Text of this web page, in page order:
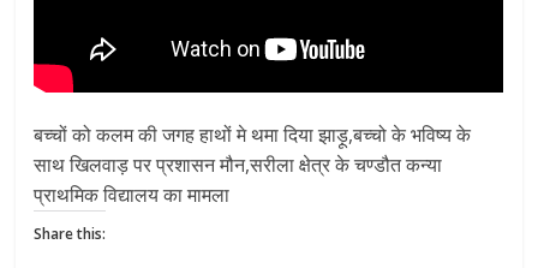
बच्चों को कलम की जगह हाथों मे थमा दिया झाड़ू,बच्चो के भविष्य के
साथ खिलवाड़ पर प्रशासन मौन,सरीला क्षेत्र के चण्डौत कन्या
प्राथमिक विद्यालय का मामला
Share this: